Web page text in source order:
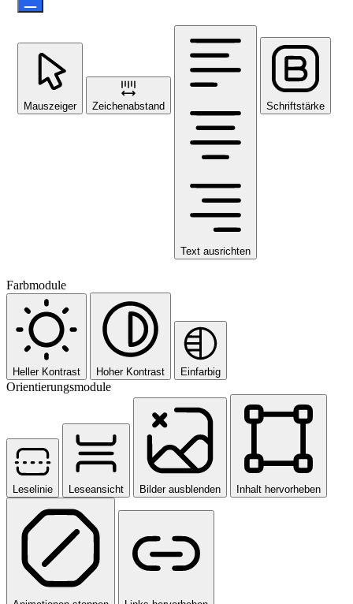
Mauszeiger Zeichenabstand
Text ausrichten
Schriftstärke
Farbmodule
Heller Kontrast Hoher Kontrast Einfarbig
Orientierungsmodule
Leselinie Leseansicht Bilder ausblenden Inhalt hervorheben